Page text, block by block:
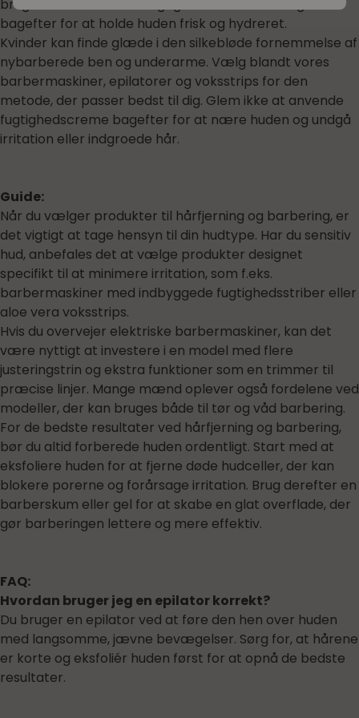
bruge aftershave eller fugtighedscreme til ansigtet
bagefter for at holde huden frisk og hydreret.
Kvinder kan finde glæde i den silkebløde fornemmelse af
nybarberede ben og underarme. Vælg blandt vores
barbermaskiner, epilatorer og voksstrips for den
metode, der passer bedst til dig. Glem ikke at anvende
fugtighedscreme bagefter for at nære huden og undgå
irritation eller indgroede hår.
Guide:
Når du vælger produkter til hårfjerning og barbering, er
det vigtigt at tage hensyn til din hudtype. Har du sensitiv
hud, anbefales det at vælge produkter designet
specifikt til at minimere irritation, som f.eks.
barbermaskiner med indbyggede fugtighedsstriber eller
aloe vera voksstrips.
Hvis du overvejer elektriske barbermaskiner, kan det
være nyttigt at investere i en model med flere
justeringstrin og ekstra funktioner som en trimmer til
præcise linjer. Mange mænd oplever også fordelene ved
modeller, der kan bruges både til tør og våd barbering.
For de bedste resultater ved hårfjerning og barbering,
bør du altid forberede huden ordentligt. Start med at
eksfoliere huden for at fjerne døde hudceller, der kan
blokere porerne og forårsage irritation. Brug derefter en
barberskum eller gel for at skabe en glat overflade, der
gør barberingen lettere og mere effektiv.
FAQ:
Hvordan bruger jeg en epilator korrekt?
Du bruger en epilator ved at føre den hen over huden
med langsomme, jævne bevægelser. Sørg for, at hårene
er korte og eksfoliér huden først for at opnå de bedste
resultater.